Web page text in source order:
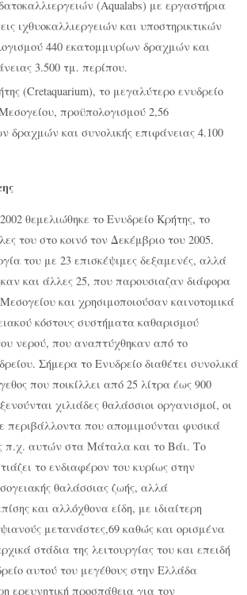
(Aqualabs) με εργαστήρια
ιχθυοκαλλιεργειών και υποστηρικτικών
440 εκατομμυρίων δραχμών και
3.500 τμ. περίπου.
(Cretaquarium), το μεγαλύτερο ενυδρείο
προϋπολογισμού 2,56
δραχμών και συνολικής επιφάνειας 4.100
θεμελιώθηκε το Ενυδρείο Κρήτης, το
του στο κοινό τον Δεκέμβριο του 2005.
του με 23 επισκέψιμες δεξαμενές, αλλά
και άλλες 25, που παρουσιαζαν διάφορα
και χρησιμοποιούσαν καινοτομικά
κόστους συστήματα καθαρισμού
νερού, που αναπτύχθηκαν από το
Σήμερα το Ενυδρείο διαθέτει συνολικά
που ποικίλλει από 25 λίτρα έως 900
χιλιάδες θαλάσσιοι οργανισμοί, οι
περιβάλλοντα που απομιμούνται φυσικά
π.χ. αυτών στα Μάταλα και το Βάι. Το
το ενδιαφέρον του κυρίως στην
θαλάσσιας ζωής, αλλά
και αλλόχθονα είδη, με ιδιαίτερη
μετανάστες,69 καθώς και ορισμένα
στάδια της λειτουργίας του και επειδή
αυτού του μεγέθους στην Ελλάδα
ερευνητική προσπάθεια για τον